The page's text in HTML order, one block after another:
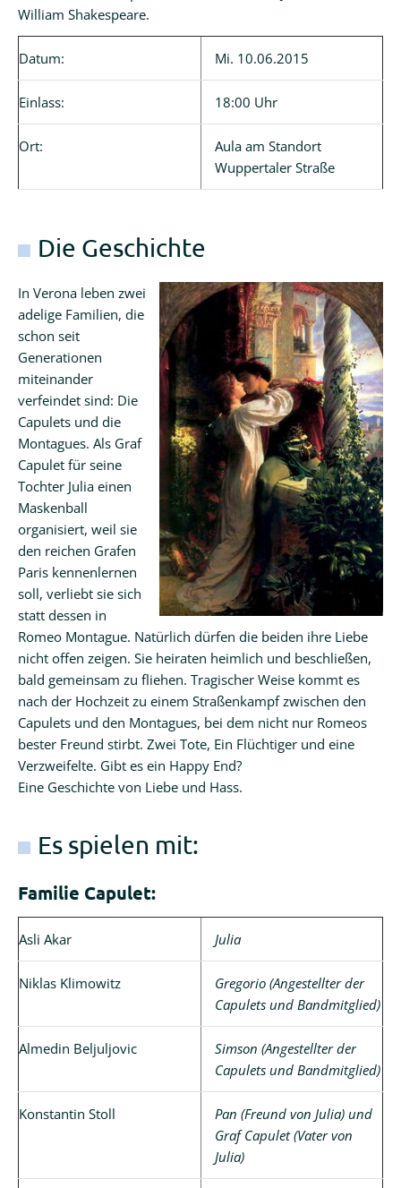
William Shakespeare.
Datum: Mi. 10.06.2015
Einlass: 18:00 Uhr
Ort:
Aula am Standort
Wuppertaler Straße
Die Geschichte
In Verona leben zwei
adelige Familien, die
schon seit
Generationen
miteinander
verfeindet sind: Die
Capulets und die
Montagues. Als Graf
Capulet für seine
Tochter Julia einen
Maskenball
organisiert, weil sie
den reichen Grafen
Paris kennenlernen
soll, verliebt sie sich
statt dessen in
Romeo Montague. Natürlich dürfen die beiden ihre Liebe
nicht offen zeigen. Sie heiraten heimlich und beschließen,
bald gemeinsam zu fliehen. Tragischer Weise kommt es
nach der Hochzeit zu einem Straßenkampf zwischen den
Capulets und den Montagues, bei dem nicht nur Romeos
bester Freund stirbt. Zwei Tote, Ein Flüchtiger und eine
Verzweifelte. Gibt es ein Happy End?
Eine Geschichte von Liebe und Hass.
Es spielen mit:
Familie Capulet:
Asli Akar Julia
Niklas Klimowitz
Gregorio (Angestellter der
Capulets und Bandmitglied)
Almedin Beljuljovic
Simson (Angestellter der
Capulets und Bandmitglied)
Konstantin Stoll
Pan (Freund von Julia) und
Graf Capulet (Vater von
Julia)